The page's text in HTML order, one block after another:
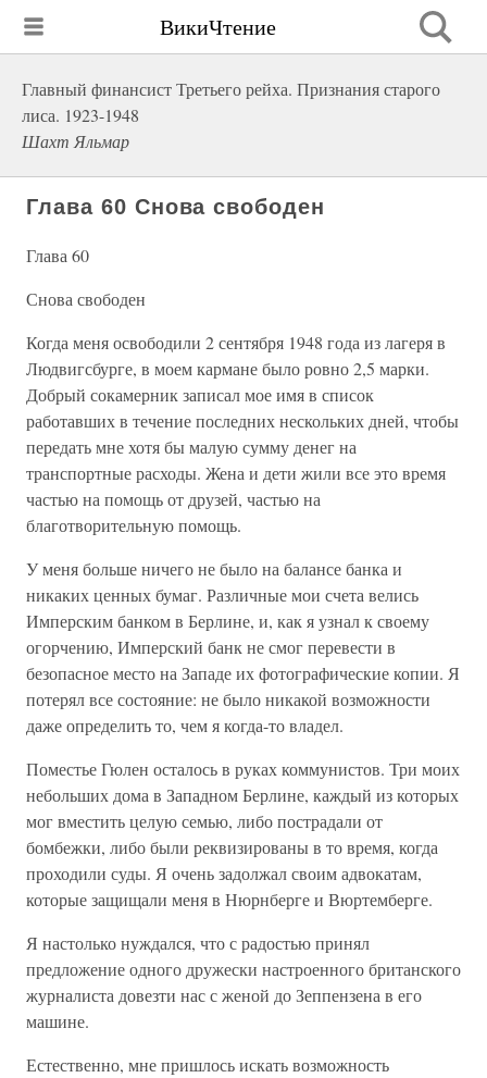
ВикиЧтение
Главный финансист Третьего рейха. Признания старого
лиса. 1923-1948
Шахт Яльмар
Глава 60 Снова свободен
Глава 60
Снова свободен
Когда меня освободили 2 сентября 1948 года из лагеря в
Людвигсбурге, в моем кармане было ровно 2,5 марки.
Добрый сокамерник записал мое имя в список
работавших в течение последних нескольких дней, чтобы
передать мне хотя бы малую сумму денег на
транспортные расходы. Жена и дети жили все это время
частью на помощь от друзей, частью на
благотворительную помощь.
У меня больше ничего не было на балансе банка и
никаких ценных бумаг. Различные мои счета велись
Имперским банком в Берлине, и, как я узнал к своему
огорчению, Имперский банк не смог перевести в
безопасное место на Западе их фотографические копии. Я
потерял все состояние: не было никакой возможности
даже определить то, чем я когда-то владел.
Поместье Гюлен осталось в руках коммунистов. Три моих
небольших дома в Западном Берлине, каждый из которых
мог вместить целую семью, либо пострадали от
бомбежки, либо были реквизированы в то время, когда
проходили суды. Я очень задолжал своим адвокатам,
которые защищали меня в Нюрнберге и Вюртемберге.
Я настолько нуждался, что с радостью принял
предложение одного дружески настроенного британского
журналиста довезти нас с женой до Зеппензена в его
машине.
Естественно, мне пришлось искать возможность